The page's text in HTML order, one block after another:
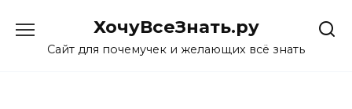
content
ХочуВсеЗнать.ру
Сайт для почемучек и желающих всё знать